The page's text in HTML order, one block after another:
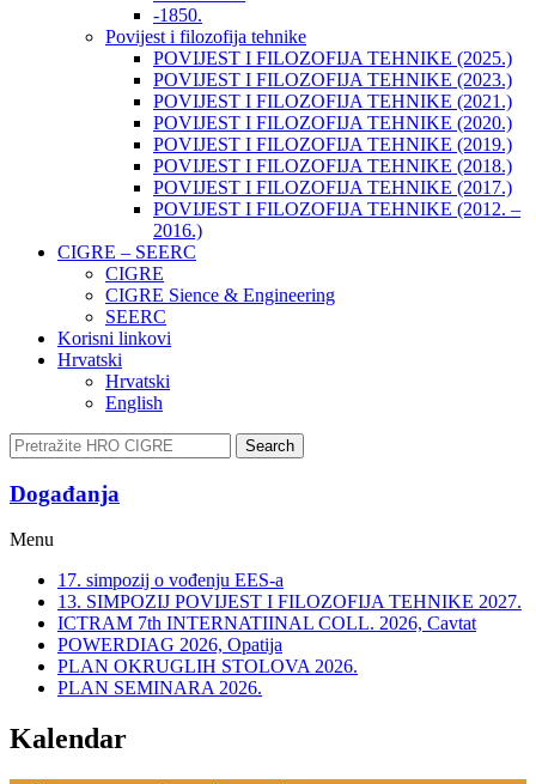
-1850.
Povijest i filozofija tehnike
POVIJEST I FILOZOFIJA TEHNIKE (2025.)
POVIJEST I FILOZOFIJA TEHNIKE (2023.)
POVIJEST I FILOZOFIJA TEHNIKE (2021.)
POVIJEST I FILOZOFIJA TEHNIKE (2020.)
POVIJEST I FILOZOFIJA TEHNIKE (2019.)
POVIJEST I FILOZOFIJA TEHNIKE (2018.)
POVIJEST I FILOZOFIJA TEHNIKE (2017.)
POVIJEST I FILOZOFIJA TEHNIKE (2012. –
2016.)
CIGRE – SEERC
CIGRE
CIGRE Sience & Engineering
SEERC
Korisni linkovi
Hrvatski
Hrvatski
English
Search
Događanja​
Menu
17. simpozij o vođenju EES-a
13. SIMPOZIJ POVIJEST I FILOZOFIJA TEHNIKE 2027.
ICTRAM 7th INTERNATIINAL COLL. 2026, Cavtat
POWERDIAG 2026, Opatija
PLAN OKRUGLIH STOLOVA 2026.
PLAN SEMINARA 2026.
Kalendar